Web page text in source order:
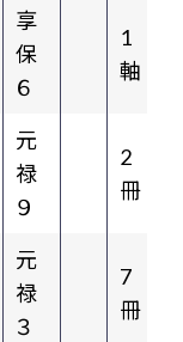
享
保
６
1
軸
元
禄
９
2
冊
元
禄
３
7
冊